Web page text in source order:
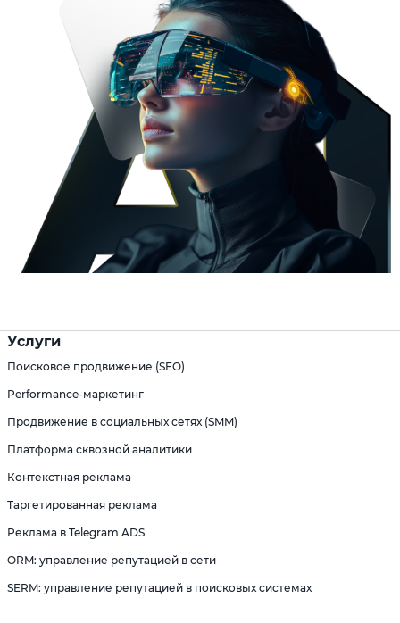
Услуги
Поисковое продвижение (SEO)
Performance-маркетинг
Продвижение в социальных сетях (SMM)
Платформа сквозной аналитики
Контекстная реклама
Таргетированная реклама
Реклама в Telegram ADS
ORM: управление репутацией в сети
SERM: управление репутацией в поисковых системах